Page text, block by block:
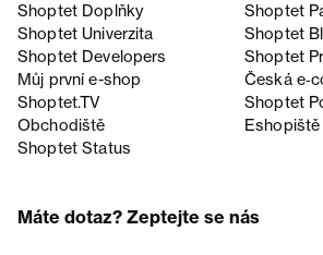
Shoptet Doplňky
Shoptet
Shoptet Univerzita
Shoptet
Shoptet Developers
Shoptet
Můj první e-shop
Česká
Shoptet.TV
Shoptet
Obchodiště
Eshopiště
Shoptet Status
Máte dotaz? Zeptejte se nás